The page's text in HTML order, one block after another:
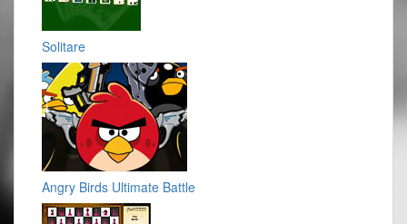
Solitare
Angry Birds Ultimate Battle